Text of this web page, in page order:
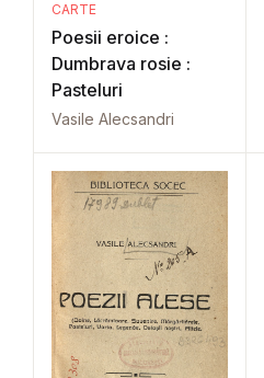
CARTE
Poesii eroice :
Dumbrava rosie :
Pasteluri
Vasile Alecsandri